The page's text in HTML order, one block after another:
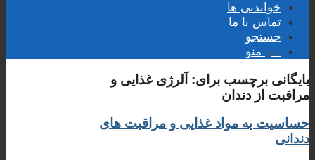
خواندنی ها
تماس با ما
جستجو
منو منو
بایگانی برچسب برای: آلرژی غذایی و
مراقبت از دندان
حساسیت به مواد غذایی و مراقبت های
دندانی